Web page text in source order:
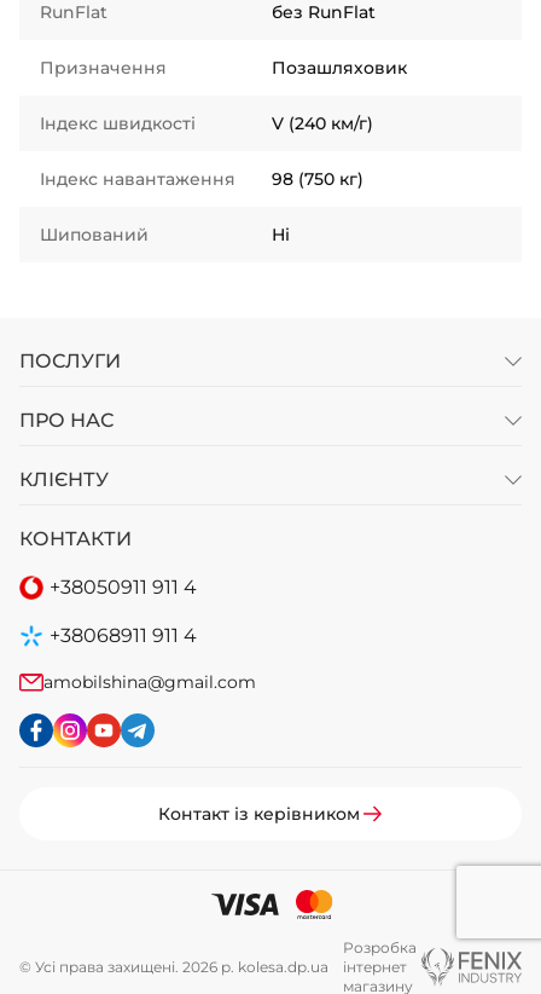
RunFlat без RunFlat
Призначення Позашляховик
Індекс швидкості V (240 км/г)
Індекс навантаження 98 (750 кг)
Шипований Ні
ПОСЛУГИ
ПРО НАС
КЛІЄНТУ
КОНТАКТИ
+38050911 911 4
+38068911 911 4
amobilshina@gmail.com
Контакт із керівником
© Усі права захищені. 2026 р. kolesa.dp.ua
Розробка
інтернет
магазину